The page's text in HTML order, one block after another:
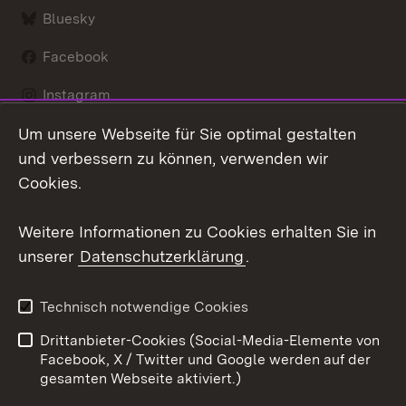
Bluesky
Facebook
Instagram
LinkedIn
Datenschutz
Barrierefreiheit
Impressum
Cookies
Um unsere Webseite für Sie optimal gestalten
und verbessern zu können, verwenden wir
Cookies.
Weitere Informationen zu Cookies erhalten Sie in
unserer Datenschutzerklärung.
Technisch notwendige Cookies
Drittanbieter-Cookies (Social-Media-Elemente von
Facebook, X / Twitter und Google werden auf der
gesamten Webseite aktiviert.)